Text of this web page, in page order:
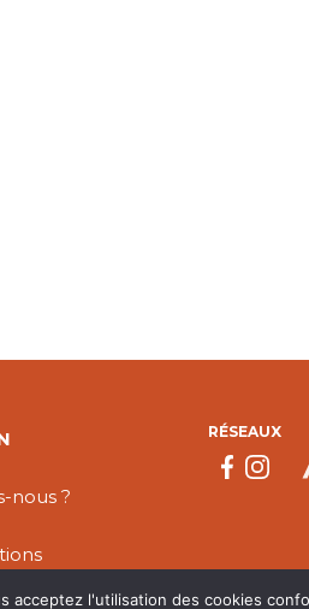
nous ?
RÉSEAUX
acceptez l'utilisation des cookies